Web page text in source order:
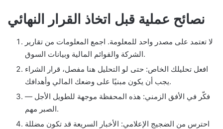
نصائح عملية قبل اتخاذ القرار النهائي
لا تعتمد على مصدر واحد للمعلومة. اجمع المعلومات من تقارير
الشركة والقوائم المالية وبيانات السوق.
افعل تحليلك الخاص: حتى لو التحليل هنا مفصل، قرار الشراء
يجب أن يكون مبنيًا على وضعك المالي وأهدافك.
فكّر في الأفق الزمني: هذه المحفظة موجهة للطويل الأجل —
الصبر مهم.
احترس من الضجيج الإعلامي: الأخبار السريعة قد تكون مضللة